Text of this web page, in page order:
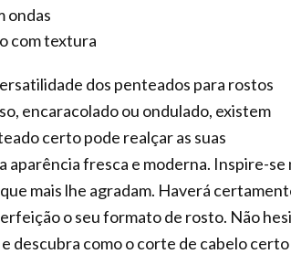
ondas
com textura
dos penteados para rostos
encaracolado ou ondulado, existem
certo pode realçar as suas
aparência fresca e moderna. Inspire-se
mais lhe agradam. Haverá
o seu formato de rosto. Não
descubra como o corte de cabelo certo